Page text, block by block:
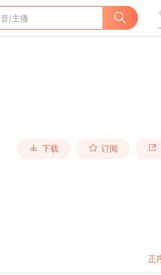
下载 订阅
正